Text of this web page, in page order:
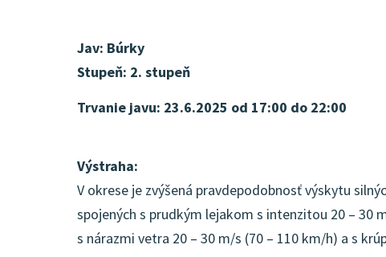
Jav: Búrky
Stupeň: 2. stupeň
Trvanie javu: 23.6.2025 od 17:00 do 22:00
Výstraha:
V okrese je zvýšená pravdepodobnosť výskytu
spojených s prudkým lejakom s intenzitou 20 – 30
s nárazmi vetra 20 – 30 m/s (70 – 110 km/h) a s